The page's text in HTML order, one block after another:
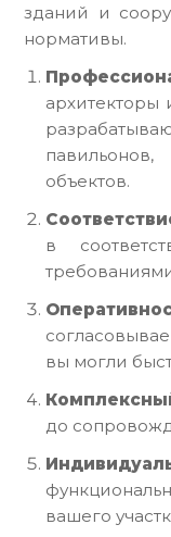
зданий и
нормативы.
архитекторы
объектов.
в
вы могли
до
вашего